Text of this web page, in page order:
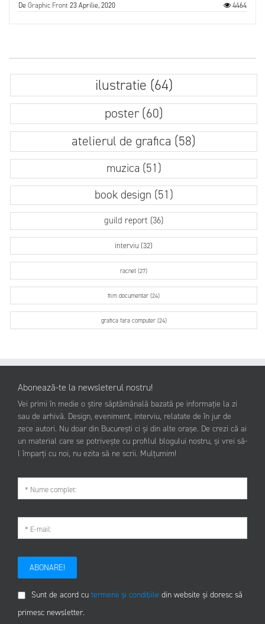
DeGraphic Front23 Aprilie, 2020 4464
ilustratie (64)
poster (60)
atelierul de grafica (58)
muzica (51)
book design (51)
guild report (36)
interviu (32)
racnet (27)
film documentar (24)
grafica fara computer (24)
Abonează-te la newsleterul nostru!
Vei primi în medie o știre săptămânală bazată pe informație la zi
sau de arhivă. Design, eveniment, interviu, relatate de în jur de
zece autori. Nu doar din București ci și din alte orașe. De crezi că ai
un material care se potrivește cu profilul blogului nostru, și vrei să-
l împarți cu noi, nu ezita să ne scrii. Mulțumim!
ABONARE!
Sunt de acord cu termenii și condițiile din website și doresc să
primesc newsletter.